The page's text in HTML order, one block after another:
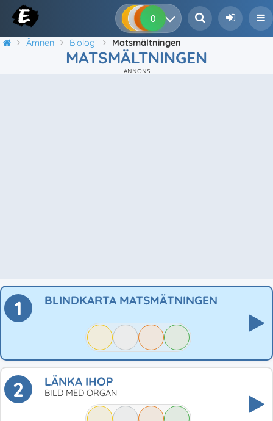
0 0 0
Ämnen Biologi Matsmältningen
MATSMÄLTNINGEN
ANNONS
1 BLINDKARTA MATSMÄTNINGEN
2 LÄNKA IHOP
BILD MED ORGAN